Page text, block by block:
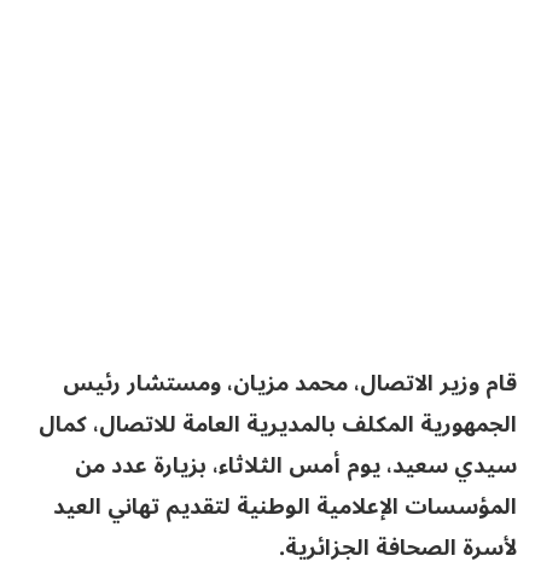
قام وزير الاتصال، محمد مزيان، ومستشار رئيس
الجمهورية المكلف بالمديرية العامة للاتصال، كمال
سيدي سعيد، يوم أمس الثلاثاء، بزيارة عدد من
المؤسسات الإعلامية الوطنية لتقديم تهاني العيد
لأسرة الصحافة الجزائرية.